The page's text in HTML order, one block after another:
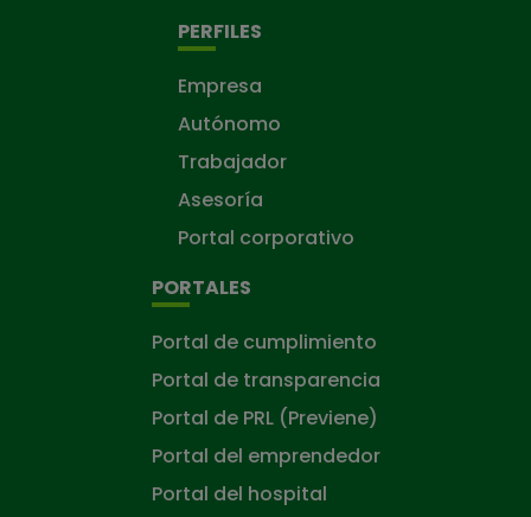
PERFILES
Empresa
Autónomo
Trabajador
Asesoría
Portal corporativo
PORTALES
Portal de cumplimiento
Portal de transparencia
Portal de PRL (Previene)
Portal del emprendedor
Portal del hospital